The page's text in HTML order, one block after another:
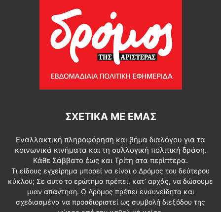
ΣΧΕΤΙΚΆ ΜΕ ΕΜΆΣ
Εναλλακτική πληροφόρηση και βήμα διαλόγου για τα
κοινωνικά κινήματα και τη συλλογική πολιτική δράση.
Κάθε Σάββατο έως και Τρίτη στα περίπτερα.
Τι είδους εγχείρημα μπορεί να είναι ο Δρόμος του δεύτερου
κύκλου; Σε αυτό το ερώτημα πρέπει, κατ’ αρχάς, να δώσουμε
μιαν απάντηση. Ο Δρόμος πρέπει ενσυνείδητα και
σχεδιασμένα να προσδιοριστεί ως συμβολή διεξόδου της